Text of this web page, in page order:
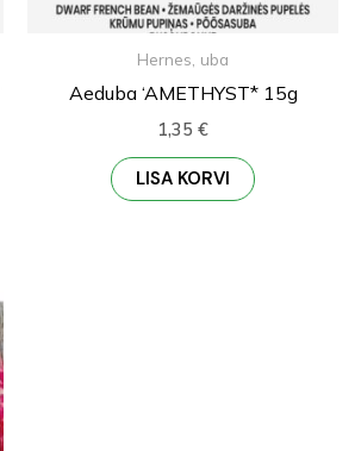
Hernes, uba
Aeduba ‘AMETHYST* 15g
1,35 €
LISA KORVI